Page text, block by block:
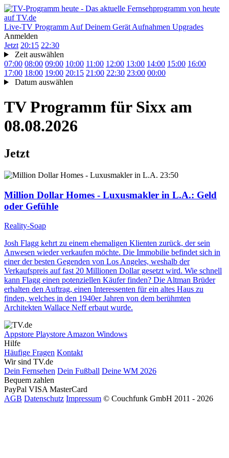
Live-TV Programm Auf Deinem Gerät Aufnahmen Upgrades
Anmelden
Jetzt 20:15 22:30
Zeit auswählen
07:00 08:00 09:00 10:00 11:00 12:00 13:00 14:00 15:00 16:00
17:00 18:00 19:00 20:15 21:00 22:30 23:00 00:00
Datum auswählen
TV Programm für Sixx am
08.08.2026
Jetzt
23:50
Million Dollar Homes - Luxusmakler in L.A.: Geld
oder Gefühle
Reality-Soap
Josh Flagg kehrt zu einem ehemaligen Klienten zurück, der sein
Anwesen wieder verkaufen möchte. Die Immobilie befindet sich in
einer der besten Gegenden von Los Angeles, weshalb der
Verkaufspreis auf fast 20 Millionen Dollar gesetzt wird. Wie schnell
kann Flagg einen potenziellen Käufer finden? Die Altman Brüder
erhalten den Auftrag, einen Interessenten für ein altes Haus zu
finden, welches in den 1940er Jahren von dem berühmten
Architekten Wallace Neff erbaut wurde.
Appstore Playstore Amazon Windows
Hilfe
Häufige Fragen Kontakt
Wir sind TV.de
Dein Fernsehen Dein Fußball Deine WM 2026
Bequem zahlen
PayPal VISA MasterCard
AGB Datenschutz Impressum © Couchfunk GmbH 2011 - 2026